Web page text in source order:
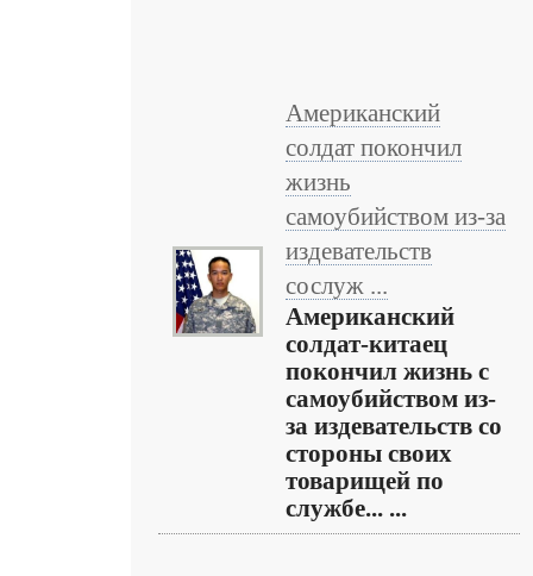
Американский
солдат покончил
жизнь
самоубийством из-за
издевательств
сослуж ...
Американский
солдат-китаец
покончил жизнь с
самоубийством из-
за издевательств со
стороны своих
товарищей по
службе... ...